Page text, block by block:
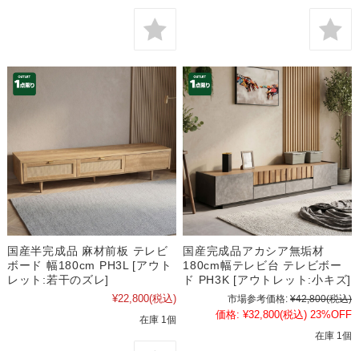
国産半完成品 麻材前板 テレビ
ボード 幅180cm PH3L [アウト
レット:若干のズレ]
¥22,800(税込)
在庫 1個
国産完成品アカシア無垢材
180cm幅テレビ台 テレビボー
ド PH3K [アウトレット:小キズ]
市場参考価格: ¥42,800(税込)
価格: ¥32,800(税込) 23%OFF
在庫 1個